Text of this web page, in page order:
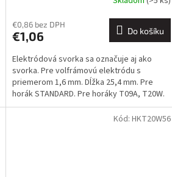
€0,86 bez DPH
€1,06 Do košíku
Elektródová svorka sa označuje aj ako
svorka. Pre volfrámovú elektródu s
priemerom 1,6 mm. Dĺžka 25,4 mm. Pre
horák STANDARD. Pre horáky T09A, T20W.
ref.: 701.0251 Detaily sú...
Kód: HKT20W56